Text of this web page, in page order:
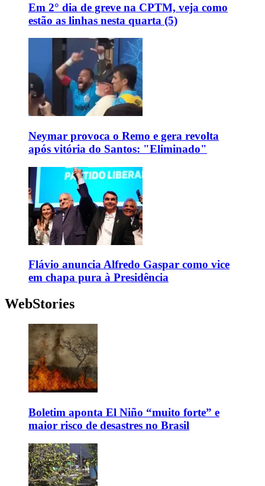
Em 2° dia de greve na CPTM, veja como
estão as linhas nesta quarta (5)
Neymar provoca o Remo e gera revolta
após vitória do Santos: "Eliminado"
Flávio anuncia Alfredo Gaspar como vice
em chapa pura à Presidência
WebStories
Boletim aponta El Niño “muito forte” e
maior risco de desastres no Brasil